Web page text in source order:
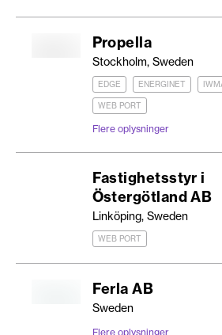
Propella
Stockholm, Sweden
EDGE ENERGINET
WEB PORT
Flere oplysninger
Fastighetsstyr i
Östergötland AB
Linköping, Sweden
WEB PORT
Ferla AB
Sweden
Flere oplysninger